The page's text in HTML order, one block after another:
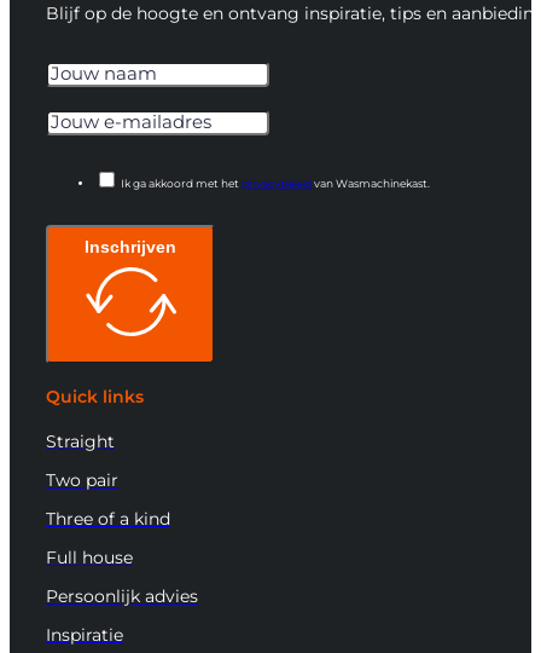
Blijf op de hoogte en ontvang inspiratie, tips en
Ik ga akkoord met het privacybeleid van Wasmachinekast.
Inschrijven
Quick links
Straight
Two pair
Three of a kind
Full house
Persoonlijk advies
Inspiratie